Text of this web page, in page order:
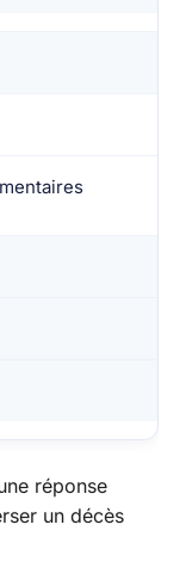
réponse
un décès